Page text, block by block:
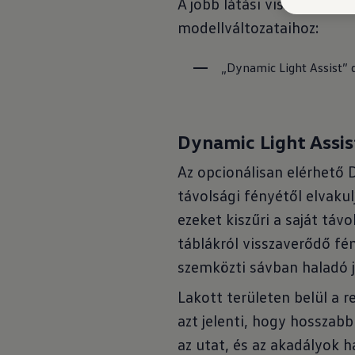
modellváltozataihoz:
„Dynamic Light Assist”
Dynamic Light
Az opcionálisan elérhető
távolsági fényétől
ezeket kiszűri a saját
táblákról visszaverődő
szemközti sávban
Lakott területen belül a
azt jelenti, hogy
az utat, és az akadályok